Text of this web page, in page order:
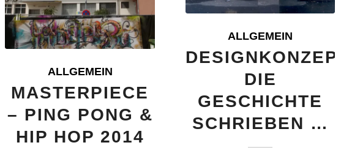
ALLGEMEIN
MASTERPIECE
– PING PONG &
HIP HOP 2014
ALLGEMEIN
DESIGNKONZEPTE,
DIE
GESCHICHTE
SCHRIEBEN …